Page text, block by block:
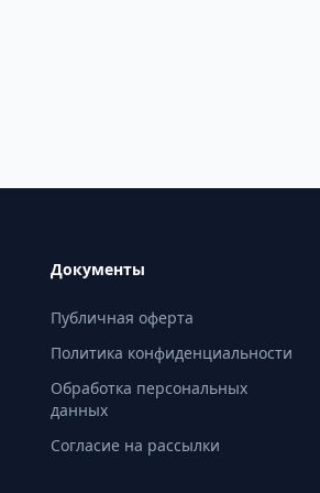
Документы
Публичная оферта
Политика конфиденциальности
Обработка персональных
данных
Согласие на рассылки